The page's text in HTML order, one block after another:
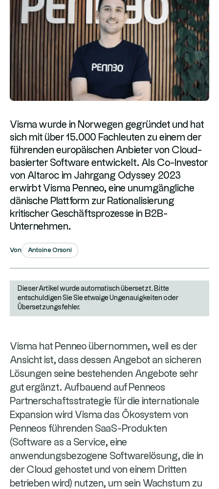
Visma wurde in Norwegen gegründet und hat
sich mit über 15.000 Fachleuten zu einem der
führenden europäischen Anbieter von Cloud-
basierter Software entwickelt. Als Co-Investor
von Altaroc im Jahrgang Odyssey 2023
erwirbt Visma Penneo, eine unumgängliche
dänische Plattform zur Rationalisierung
kritischer Geschäftsprozesse in B2B-
Unternehmen.
Von Antoine Orsoni
Dieser Artikel wurde automatisch übersetzt. Bitte
entschuldigen Sie Sie etwaige Ungenauigkeiten oder
Übersetzungsfehler.
Visma hat Penneo übernommen, weil es der
Ansicht ist, dass dessen Angebot an sicheren
Lösungen seine bestehenden Angebote sehr
gut ergänzt. Aufbauend auf Penneos
Partnerschaftsstrategie für die internationale
Expansion wird Visma das Ökosystem von
Penneos führenden SaaS-Produkten
(Software as a Service, eine
anwendungsbezogene Softwarelösung, die in
der Cloud gehostet und von einem Dritten
betrieben wird) nutzen, um sein Wachstum zu